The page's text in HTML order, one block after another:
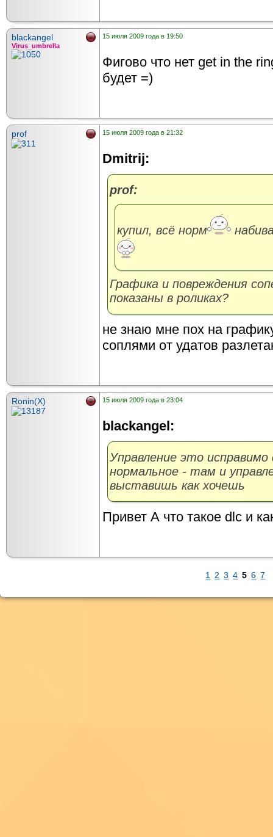
blackangel
Virus_umbrella
15 июля 2009 года в 19:50
Фигово что нет get in the
будет =)
prof 15 июля 2009 года в 21:32
Dmitrij:
prof:
купил, всё норм
Графика и повреждения
показаны в роликах?
не знаю мне пох на
соплями от удатов
Ronin(X) 15 июля 2009 года в 23:04
blackangel:
Управление это
нормальное - там и
выставишь как хочешь
Привет А что такое dlc и
1 2 3 4 5 6 7